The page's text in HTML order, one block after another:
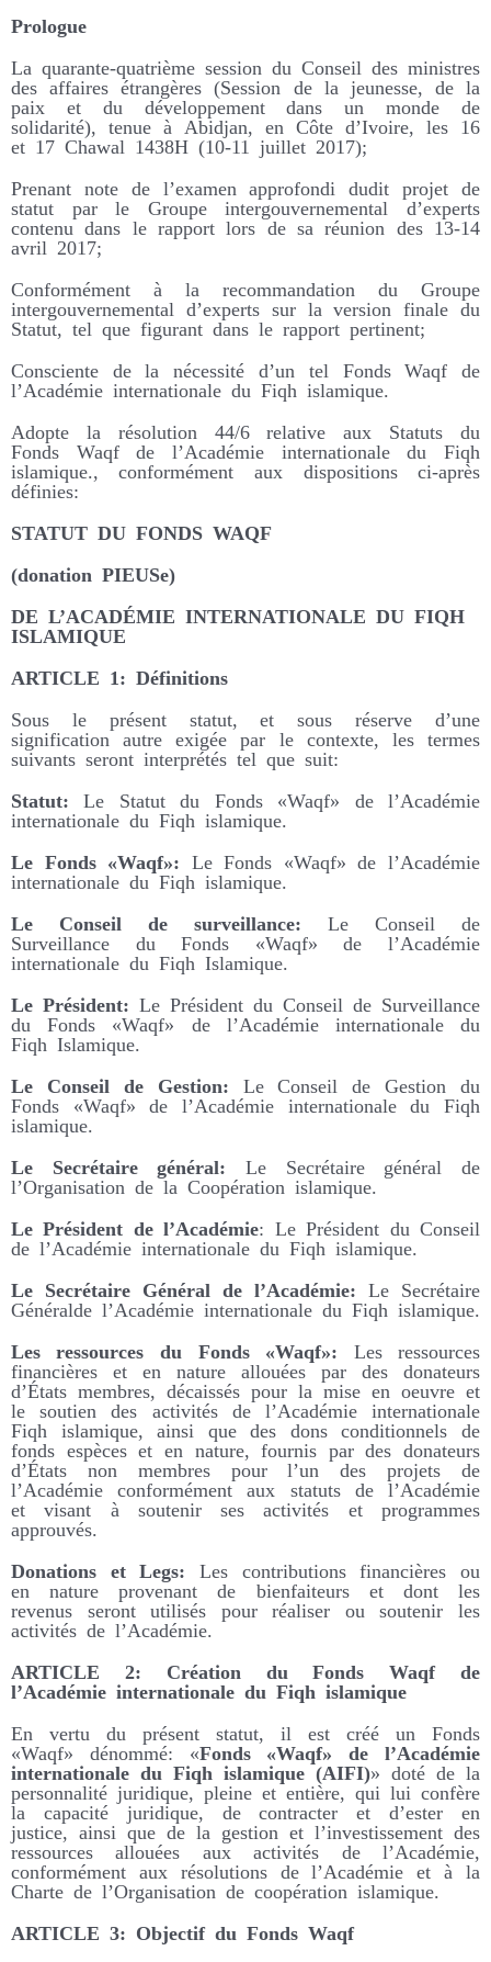
Prologue
La quarante-quatrième session du Conseil des ministres
des affaires étrangères (Session de la jeunesse, de la
paix et du développement dans un monde de
solidarité), tenue à Abidjan, en Côte d’Ivoire, les 16
et 17 Chawal 1438H (10-11 juillet 2017);
Prenant note de l’examen approfondi dudit projet de
statut par le Groupe intergouvernemental d’experts
contenu dans le rapport lors de sa réunion des 13-14
avril 2017;
Conformément à la recommandation du Groupe
intergouvernemental d’experts sur la version finale du
Statut, tel que figurant dans le rapport pertinent;
Consciente de la nécessité d’un tel Fonds Waqf de
l’Académie internationale du Fiqh islamique.
Adopte la résolution 44/6 relative aux Statuts du
Fonds Waqf de l’Académie internationale du Fiqh
islamique., conformément aux dispositions ci-après
définies:
STATUT DU FONDS WAQF
(donation PIEUSe)
DE L’ACADÉMIE INTERNATIONALE DU FIQH
ISLAMIQUE
ARTICLE 1: Définitions
Sous le présent statut, et sous réserve d’une
signification autre exigée par le contexte, les termes
suivants seront interprétés tel que suit:
Statut: Le Statut du Fonds «Waqf» de l’Académie
internationale du Fiqh islamique.
Le Fonds «Waqf»: Le Fonds «Waqf» de l’Académie
internationale du Fiqh islamique.
Le Conseil de surveillance: Le Conseil de
Surveillance du Fonds «Waqf» de l’Académie
internationale du Fiqh Islamique.
Le Président: Le Président du Conseil de Surveillance
du Fonds «Waqf» de l’Académie internationale du
Fiqh Islamique.
Le Conseil de Gestion: Le Conseil de Gestion du
Fonds «Waqf» de l’Académie internationale du Fiqh
islamique.
Le Secrétaire général: Le Secrétaire général de
l’Organisation de la Coopération islamique.
Le Président de l’Académie: Le Président du Conseil
de l’Académie internationale du Fiqh islamique.
Le Secrétaire Général de l’Académie: Le Secrétaire
Généralde l’Académie internationale du Fiqh islamique.
Les ressources du Fonds «Waqf»: Les ressources
financières et en nature allouées par des donateurs
d’États membres, décaissés pour la mise en oeuvre et
le soutien des activités de l’Académie internationale
Fiqh islamique, ainsi que des dons conditionnels de
fonds espèces et en nature, fournis par des donateurs
d’États non membres pour l’un des projets de
l’Académie conformément aux statuts de l’Académie
et visant à soutenir ses activités et programmes
approuvés.
Donations et Legs: Les contributions financières ou
en nature provenant de bienfaiteurs et dont les
revenus seront utilisés pour réaliser ou soutenir les
activités de l’Académie.
ARTICLE 2: Création du Fonds Waqf de
l’Académie internationale du Fiqh islamique
En vertu du présent statut, il est créé un Fonds
«Waqf» dénommé: «Fonds «Waqf» de l’Académie
internationale du Fiqh islamique (AIFI)» doté de la
personnalité juridique, pleine et entière, qui lui confère
la capacité juridique, de contracter et d’ester en
justice, ainsi que de la gestion et l’investissement des
ressources allouées aux activités de l’Académie,
conformément aux résolutions de l’Académie et à la
Charte de l’Organisation de coopération islamique.
ARTICLE 3: Objectif du Fonds Waqf